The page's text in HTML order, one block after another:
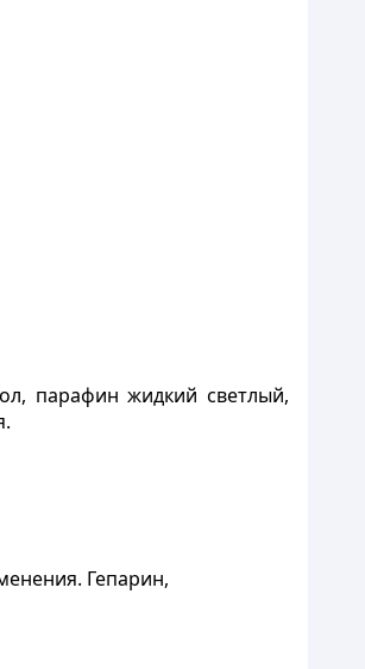
парафин жидкий светлый,
Гепарин,